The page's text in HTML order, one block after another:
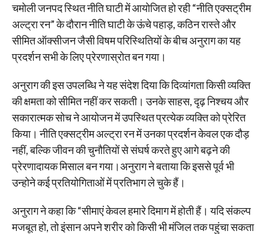
चमोली जनपद स्थित नीति घाटी में आयोजित हो रही “नीति एक्सट्रीम
अल्ट्रा रन” के दौरान नीति घाटी के ऊंचे पहाड़, कठिन रास्ते और
सीमित ऑक्सीजन जैसी विषम परिस्थितियों के बीच अनुराग का यह
प्रदर्शन सभी के लिए प्रेरणास्रोत बन गया।
अनुराग की इस उपलब्धि ने यह संदेश दिया कि दिव्यांगता किसी व्यक्ति
की क्षमता को सीमित नहीं कर सकती। उनके साहस, दृढ़ निश्चय और
सकारात्मक सोच ने आयोजन में उपस्थित प्रत्येक व्यक्ति को प्रेरित
किया। नीति एक्सट्रीम अल्ट्रा रन में उनका प्रदर्शन केवल एक दौड़
नहीं, बल्कि जीवन की चुनौतियों से संघर्ष करते हुए आगे बढ़ने की
प्रेरणादायक मिसाल बन गया।अनुराग ने बताया कि इससे पूर्व भी
उन्होने कई प्रतियोगिताओं में प्रतिभाग ले चुके हैं।
अनुराग ने कहा कि “सीमाएं केवल हमारे दिमाग में होती हैं। यदि संकल्प
मजबूत हो, तो इंसान अपने शरीर को किसी भी मंजिल तक पहुंचा सकता